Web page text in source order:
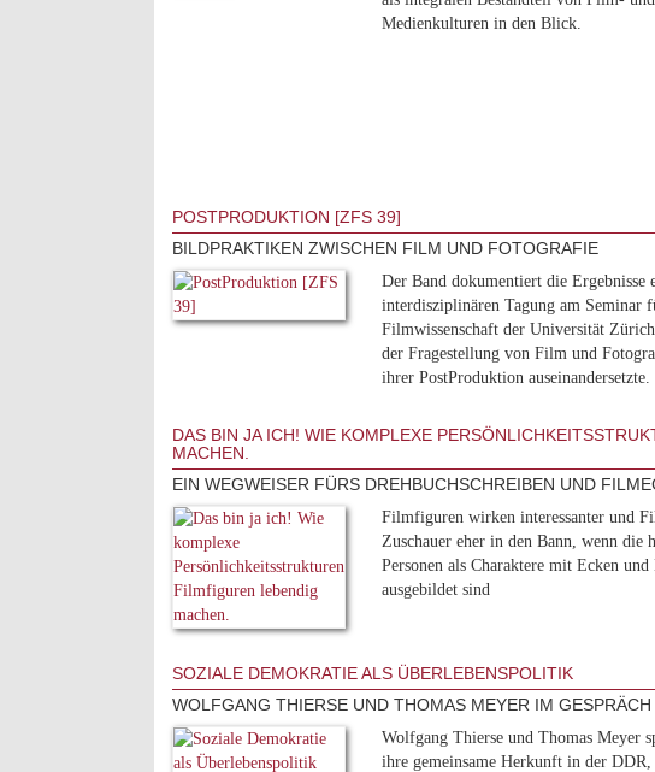
Medienkulturen in den Blick.
POSTPRODUKTION [ZFS 39]
BILDPRAKTIKEN ZWISCHEN FILM UND FOTOGRAFIE
Der Band dokumentiert die Ergebnisse
interdisziplinären Tagung am Seminar
Filmwissenschaft der Universität
der Fragestellung von Film und
ihrer PostProduktion auseinandersetzte.
DAS BIN JA ICH! WIE KOMPLEXE
MACHEN.
EIN WEGWEISER FÜRS DREHBUCHSCHREIBEN UND
Filmfiguren wirken interessanter und
Zuschauer eher in den Bann, wenn die
Personen als Charaktere mit Ecken und
ausgebildet sind
SOZIALE DEMOKRATIE ALS ÜBERLEBENSPOLITIK
WOLFGANG THIERSE UND THOMAS MEYER IM
Wolfgang Thierse und Thomas Meyer
ihre gemeinsame Herkunft in der DDR,